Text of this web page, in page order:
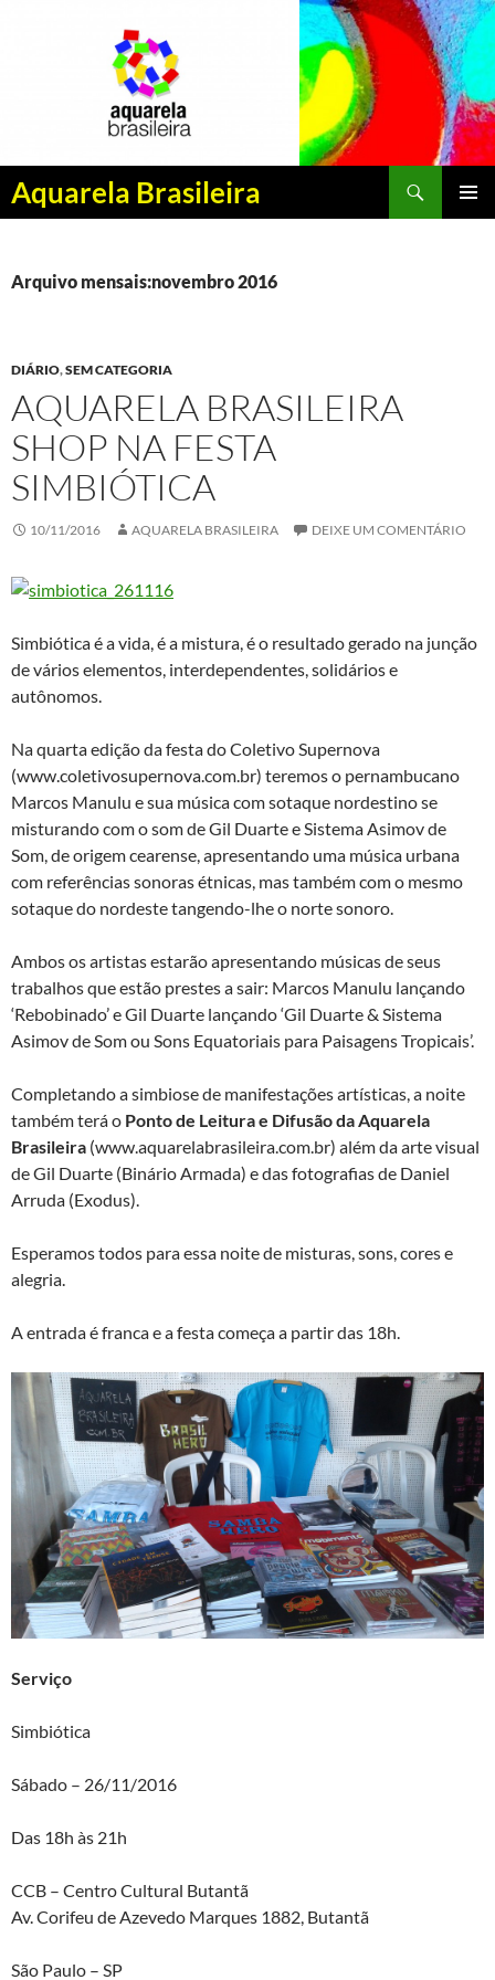
Aquarela Brasileira
Pesquisar
PULAR
CONTEÚDO
Arquivo mensais:novembro 2016
DIÁRIO,SEM CATEGORIA
AQUARELA BRASILEIRA
SHOP NA FESTA
SIMBIÓTICA
10/11/2016 AQUARELA BRASILEIRA DEIXE UM COMENTÁRIO
Simbiótica é a vida, é a mistura, é o resultado gerado na junção
de vários elementos, interdependentes, solidários e
autônomos.
Na quarta edição da festa do Coletivo Supernova
(www.coletivosupernova.com.br) teremos o pernambucano
Marcos Manulu e sua música com sotaque nordestino se
misturando com o som de Gil Duarte e Sistema Asimov de
Som, de origem cearense, apresentando uma música urbana
com referências sonoras étnicas, mas também com o mesmo
sotaque do nordeste tangendo-lhe o norte sonoro.
Ambos os artistas estarão apresentando músicas de seus
trabalhos que estão prestes a sair: Marcos Manulu lançando
‘Rebobinado’ e Gil Duarte lançando ‘Gil Duarte & Sistema
Asimov de Som ou Sons Equatoriais para Paisagens Tropicais’.
Completando a simbiose de manifestações artísticas, a noite
também terá o Ponto de Leitura e Difusão da Aquarela
Brasileira (www.aquarelabrasileira.com.br) além da arte visual
de Gil Duarte (Binário Armada) e das fotografias de Daniel
Arruda (Exodus).
Esperamos todos para essa noite de misturas, sons, cores e
alegria.
A entrada é franca e a festa começa a partir das 18h.
Serviço
Simbiótica
Sábado – 26/11/2016
Das 18h às 21h
CCB – Centro Cultural Butantã
Av. Corifeu de Azevedo Marques 1882, Butantã
São Paulo – SP